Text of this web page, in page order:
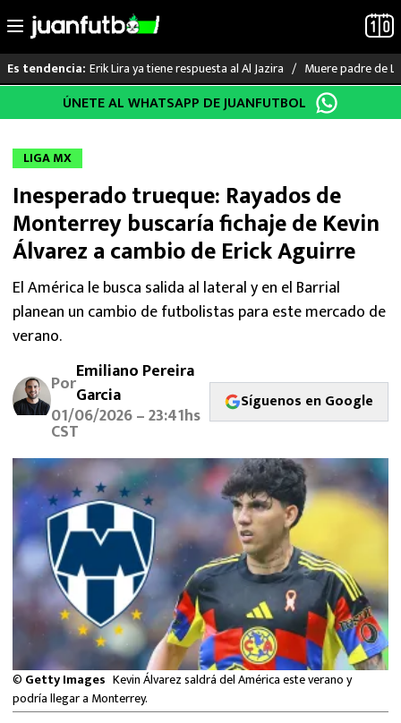
al
Es tendencia: Erik Lira ya tiene respuesta al Al Jazira Muere padre de
LO ÚLTIMO
LIGA MX
RAYADOS
PUMAS
ATLANTE
SELECCIÓN MEXICANA
FUTBOL INTERNACIONAL
MEXICANOS EN EL EXTRANJERO
FUTBOL ESTUFA
FÓRMULA 1
BOXEO
LIGA MX
NFL
ÚNETE AL WHATSAPP DE JUANFUTBOL
LIGA MX
Inesperado trueque: Rayados de
Monterrey buscaría fichaje de Kevin
Álvarez a cambio de Erick Aguirre
El América le busca salida al lateral y en el Barrial
planean un cambio de futbolistas para este mercado de
verano.
PorEmiliano Pereira
Garcia
01/06/2026 – 23:41hs
CST
Síguenos en Google
© Getty Images Kevin Álvarez saldrá del América este verano y
podría llegar a Monterrey.